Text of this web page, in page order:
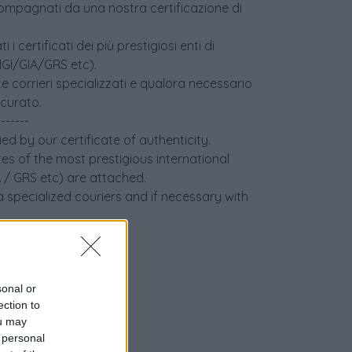
or
to
may
da una nostra certificazione di
i certificati dei più prestigiosi enti di
GIA/GRS etc).
corrieri specializzati e qualora necessario
by our certificate of authenticity.
of the most prestigious international
GRS etc) are attached.
specialized couriers and if necessary with